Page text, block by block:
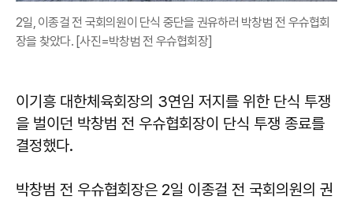
2일, 이종걸 전 국회의원이 단식 중단을 권유하러 박창범 전 우슈협회
장을 찾았다. [사진=박창범 전 우슈협회장]
이기흥 대한체육회장의 3연임 저지를 위한 단식 투쟁
을 벌이던 박창범 전 우슈협회장이 단식 투쟁 종료를
결정했다.
박창범 전 우슈협회장은 2일 이종걸 전 국회의원의 권